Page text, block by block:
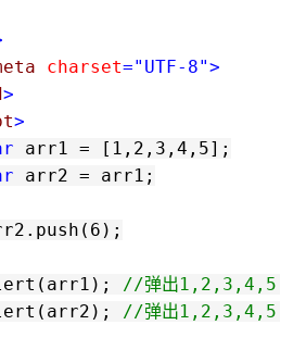
charset="UTF-8">
>
>
arr1 = [ 1 , 2 , 3 , 4 , 5
arr2 =
6
//弹出1,2,3,4,5,6
//弹出1,2,3,4,5,6